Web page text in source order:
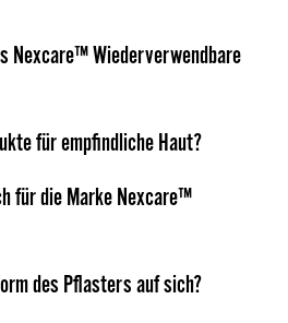
Nexcare™ Wiederverwendbare
für empfindliche Haut?
für die Marke Nexcare™
des Pflasters auf sich?